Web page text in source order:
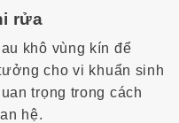
rửa
khô vùng kín để
cho vi khuẩn sinh
trọng trong cách
hệ.